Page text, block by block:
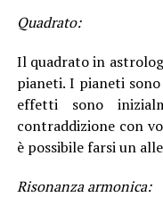
Quadrato:
Il quadrato in
pianeti. I pianeti
effetti sono
contraddizione con
è possibile farsi un
Risonanza armonica: